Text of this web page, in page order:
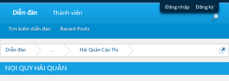
Đăng nhập Đăng ký
Diễn đàn ... Hải Quân Cáo Thị
NỘI QUY HẢI QUÂN
Diễn đàn
Tìm kiếm diễn đàn Recent Posts
Thành viên